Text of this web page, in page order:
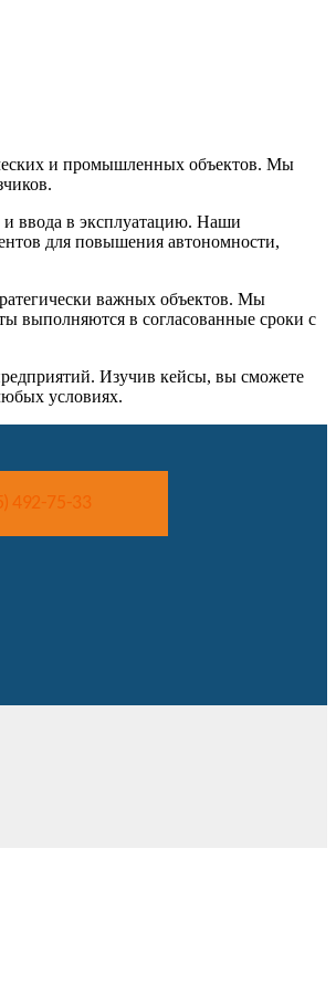
и промышленных объектов. Мы
и ввода в эксплуатацию. Наши
для повышения автономности,
важных объектов. Мы
выполняются в согласованные сроки с
Изучив кейсы, вы сможете
условиях.
492-75-33